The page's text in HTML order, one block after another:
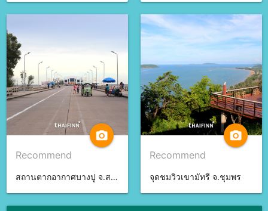
camera_alt
Recommend
สถานตากอากาศบางปู จ.สมุทรปราการ
camera_alt
Recommend
จุดชมวิวเขามัทรี จ.ชุมพร